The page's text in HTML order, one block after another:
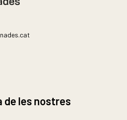
de les nostres